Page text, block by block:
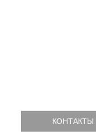
КОНТАКТЫ